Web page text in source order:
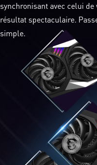
synchronisant avec celui
résultat spectaculaire.
simple.